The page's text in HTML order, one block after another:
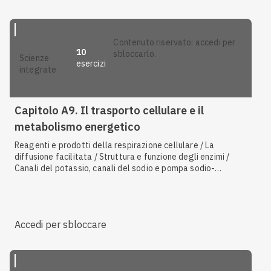
fosforilazione / L'energia di attivazione e la velocità di
scienze
integrate
10
esercizi
contenuto riservato: accedi per
sbloccarlo.
Capitolo A9. Il trasporto cellulare e il
metabolismo energetico
Reagenti e prodotti della respirazione cellulare / La
diffusione facilitata / Struttura e funzione degli enzimi /
Canali del potassio, canali del sodio e pompa sodio-
Accedi per sbloccare